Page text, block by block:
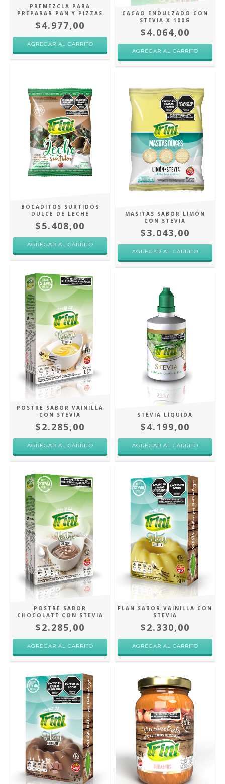
PREMEZCLA PARA
PREPARAR PAN Y PIZZAS
$4.977,00
AGREGAR AL CARRITO
CACAO ENDULZADO CON
STEVIA X 100G
$4.064,00
AGREGAR AL CARRITO
BOCADITOS SURTIDOS
DULCE DE LECHE
$5.408,00
AGREGAR AL CARRITO
MASITAS SABOR LIMÓN
CON STEVIA
$3.043,00
AGREGAR AL CARRITO
POSTRE SABOR VAINILLA
CON STEVIA
$2.285,00
AGREGAR AL CARRITO
STEVIA LÍQUIDA
$4.199,00
AGREGAR AL CARRITO
POSTRE SABOR
CHOCOLATE CON STEVIA
$2.285,00
AGREGAR AL CARRITO
FLAN SABOR VAINILLA CON
STEVIA
$2.330,00
AGREGAR AL CARRITO